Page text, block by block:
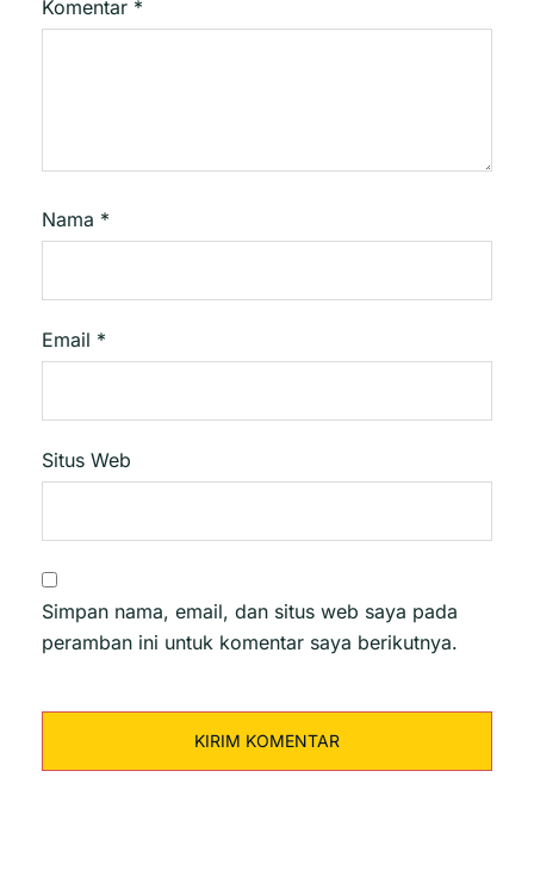
Komentar *
Nama *
Email *
Situs Web
Simpan nama, email, dan situs web saya pada
peramban ini untuk komentar saya berikutnya.